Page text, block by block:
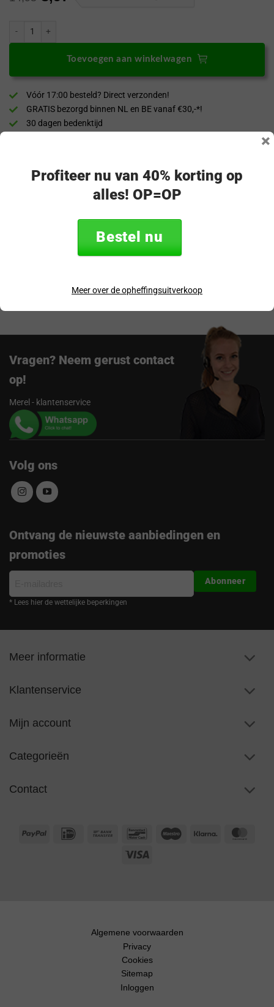
Toevoegen aan winkelwagen
Vóór 17:00 besteld? Direct verzonden!
GRATIS bezorgd binnen NL en BE vanaf €30,-*!
30 dagen bedenktijd
Productomschrijving
Vragen? Neem gerust contact
op!
Merel - klantenservice
Volg ons
Ontvang de nieuwste aanbiedingen en
promoties
mailadres
* Lees hier de wettelijke beperkingen
Abonneer
Meer informatie
Klantenservice
Mijn account
Categorieën
Contact
PayPal IDeal
Bank
BancontactMaestro Klarna
Algemene voorwaarden
Privacy
Cookies
Sitemap
Inloggen
Profiteer nu van 40% korting op
alles! OP=OP
Bestel nu
Meer over de opheffingsuitverkoop
×